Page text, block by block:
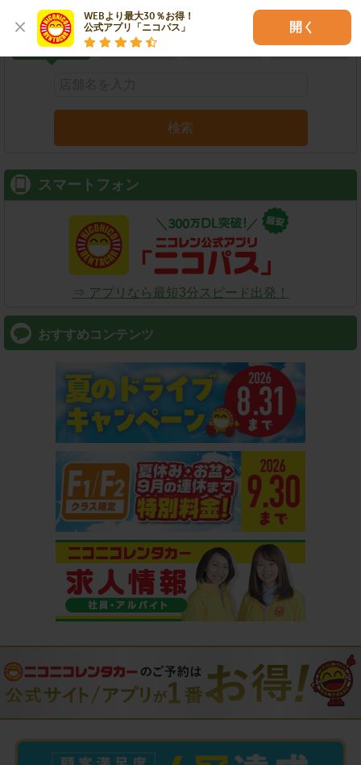
WEBより最大30％お得！
公式アプリ「ニコパス」
開く
店舗名 駅名 空港名
検索
スマートフォン
⇒ アプリなら最短3分スピード出発！
おすすめコンテンツ